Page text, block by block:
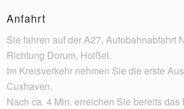
Anfahrt
Sie fahren auf der A27, Autobahnabfahrt
Richtung Dorum, Holßel.
Im Kreisverkehr nehmen Sie die erste
Cuxhaven.
Nach ca. 4 Min. erreichen Sie bereits